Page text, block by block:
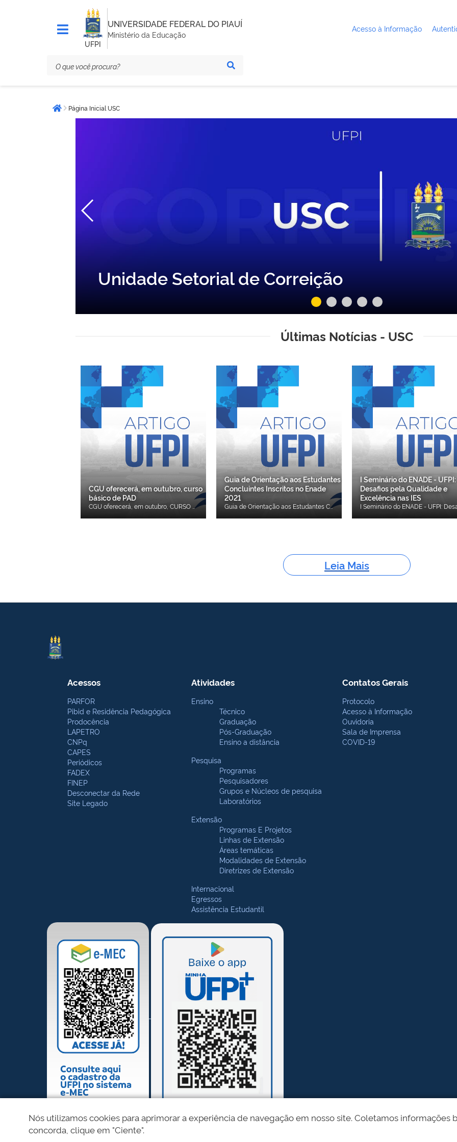
UFPI
UNIVERSIDADE FEDERAL DO PIAUÍ
Ministério da Educação
Acesso à Informação
estáPágina inicial
Página Inicial USC
Unidade Setorial de Correição
Últimas Notícias - USC
CGU oferecerá, em outubro, curso
básico de PAD
CGU oferecerá, em outubro, CURSO BÁSICO DE PROCESSO ADMINISTRATIVO DISCIPLINAR. As informações sobre este e outros eventos de capacitação poderão ser acessadas pelo site https://corregedorias.gov.br/acoes-e-programas/cursos.
Guia de Orientação aos Estudantes
Concluintes Inscritos no Enade
2021
Guia de Orientação aos Estudantes Concluintes Inscritos no Enade 2021
I Seminário do ENADE - UFPI:
Desafios pela Qualidade e
Excelência nas IES
Leia Mais
Acessos
PARFOR
Pibid e Residência Pedagógica
Prodocência
LAPETRO
CNPq
CAPES
Periódicos
FADEX
FINEP
Desconectar da Rede
Site Legado
Atividades
Ensino
Técnico
Graduação
Pós-Graduação
Ensino a distância
Pesquisa
Programas
Pesquisadores
Grupos e Núcleos de pesquisa
Laboratórios
Extensão
Programas E Projetos
Linhas de Extensão
Áreas temáticas
Modalidades de Extensão
Diretrizes de Extensão
Internacional
Egressos
Assistência Estudantil
Contatos Gerais
Protocolo
Acesso à Informação
Ouvidoria
Sala de Imprensa
COVID-19
Nós utilizamos cookies para aprimorar a experiência de navegação em nosso site. Coletamos informações
concorda, clique em "Ciente".